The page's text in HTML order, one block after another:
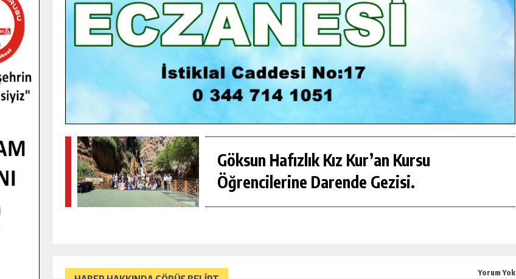
Göksun Hafızlık Kız Kur’an Kursu
Öğrencilerine Darende Gezisi.
Yorum Yok
GÜNLÜK HABER AKIŞI
GENÇLER PUSULA MARAŞ KAMPINDA
YENI MEDYA VE FOTOĞRAFÇILIĞI
GÜNLÜK HABER AKIŞI
GÖKSUN HAFIZLIK KIZ KUR’AN KURSU
ÖĞRENCILERINE DARENDE GEZISI.